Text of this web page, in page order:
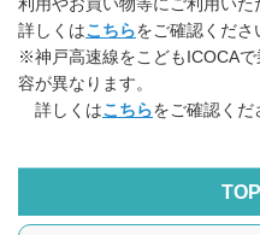
利用やお買い物等にご利用いた
詳しくはこちらをご確認くださ
※神戸高速線をこどもICOCA
容が異なります。
詳しくはこちらをご確認くだ